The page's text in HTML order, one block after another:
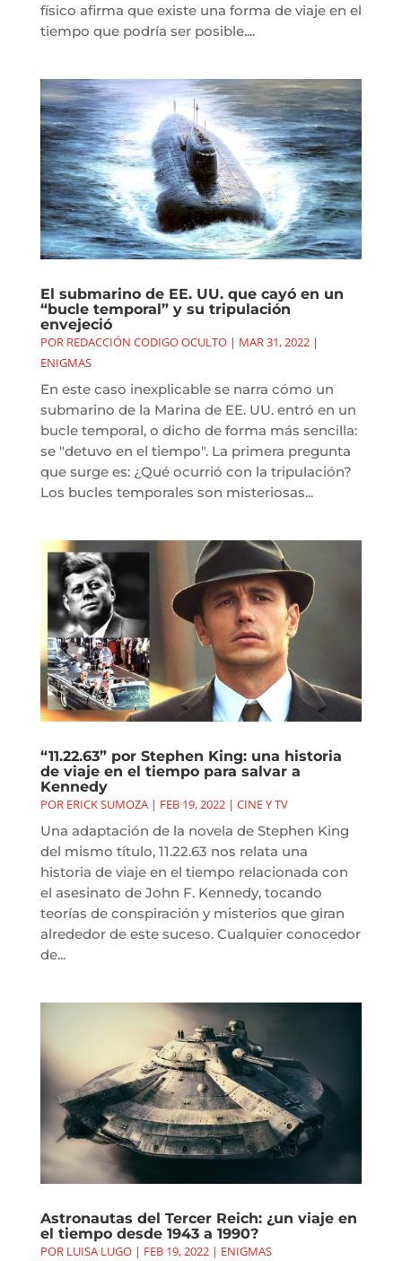
físico afirma que existe una forma de viaje en el
tiempo que podría ser posible....
El submarino de EE. UU. que cayó en un
“bucle temporal” y su tripulación
envejeció
POR REDACCIÓN CODIGO OCULTO| MAR 31, 2022|
ENIGMAS
En este caso inexplicable se narra cómo un
submarino de la Marina de EE. UU. entró en un
bucle temporal, o dicho de forma más sencilla:
se "detuvo en el tiempo". La primera pregunta
que surge es: ¿Qué ocurrió con la tripulación?
Los bucles temporales son misteriosas...
“11.22.63” por Stephen King: una historia
de viaje en el tiempo para salvar a
Kennedy
POR ERICK SUMOZA| FEB 19, 2022| CINE Y TV
Una adaptación de la novela de Stephen King
del mismo título, 11.22.63 nos relata una
historia de viaje en el tiempo relacionada con
el asesinato de John F. Kennedy, tocando
teorías de conspiración y misterios que giran
alrededor de este suceso. Cualquier conocedor
de...
Astronautas del Tercer Reich: ¿un viaje en
el tiempo desde 1943 a 1990?
POR LUISA LUGO| FEB 19, 2022| ENIGMAS